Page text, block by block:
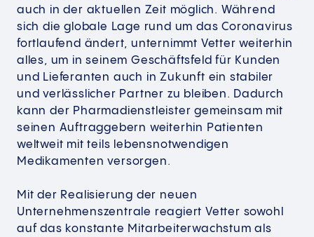
auch in der aktuellen Zeit möglich. Während
sich die globale Lage rund um das Coronavirus
fortlaufend ändert, unternimmt Vetter weiterhin
alles, um in seinem Geschäftsfeld für Kunden
und Lieferanten auch in Zukunft ein stabiler
und verlässlicher Partner zu bleiben. Dadurch
kann der Pharmadienstleister gemeinsam mit
seinen Auftraggebern weiterhin Patienten
weltweit mit teils lebensnotwendigen
Medikamenten versorgen.
Mit der Realisierung der neuen
Unternehmenszentrale reagiert Vetter sowohl
auf das konstante Mitarbeiterwachstum als